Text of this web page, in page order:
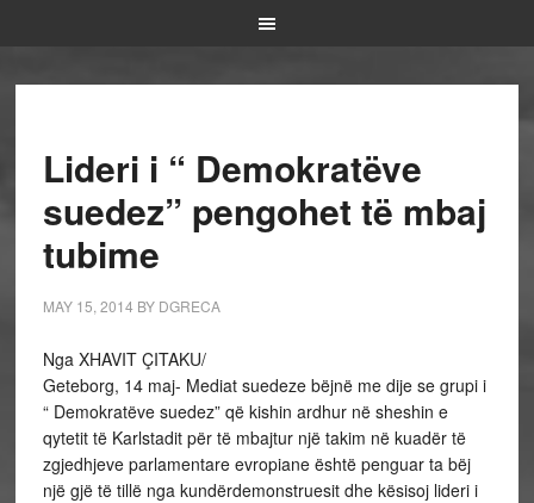
Lideri i “ Demokratëve
suedez” pengohet të mbaj
tubime
MAY 15, 2014 BY DGRECA
Nga XHAVIT ÇITAKU/
Geteborg, 14 maj- Mediat suedeze bëjnë me dije se grupi i
“ Demokratëve suedez” që kishin ardhur në sheshin e
qytetit të Karlstadit për të mbajtur një takim në kuadër të
zgjedhjeve parlamentare evropiane është penguar ta bëj
një gjë të tillë nga kundërdemonstruesit dhe kësisoj lideri i